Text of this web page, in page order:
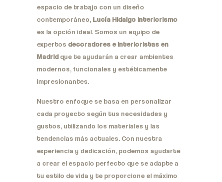
espacio de trabajo con un diseño
contemporáneo, Lucía Hidalgo Interiorismo
es la opción ideal. Somos un equipo de
expertos decoradores e interioristas en
Madridque te ayudarán a crear ambientes
modernos, funcionales y estéticamente
impresionantes.
Nuestro enfoque se basa en personalizar
cada proyecto según tus necesidades y
gustos, utilizando los materiales y las
tendencias más actuales. Con nuestra
experiencia y dedicación, podemos ayudarte
a crear el espacio perfecto que se adapte a
tu estilo de vida y te proporcione el máximo